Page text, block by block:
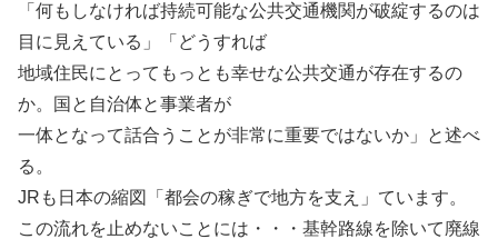
「何もしなければ持続可能な公共交通機関が破綻するのは
目に見えている」「どうすれば
地域住民にとってもっとも幸せな公共交通が存在するの
か。国と自治体と事業者が
一体となって話合うことが非常に重要ではないか」と述べ
る。
JRも日本の縮図「都会の稼ぎで地方を支え」ています。
この流れを止めないことには・・・基幹路線を除いて廃線